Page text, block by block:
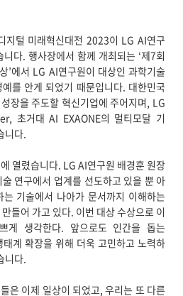
지털 미래혁신대전 2023이 LG AI연구
다. 행사장에서 함께 개최되는 ‘제7회
’에서 LG AI연구원이 대상인 과학기술
를 안게 되었기 때문입니다. 대한민국
장을 주도할 혁신기업에 주어지며, LG
초거대 AI EXAONE의 멀티모달 기
니다.
열렸습니다. LG AI연구원 배경훈 원장
연구에서 업계를 선도하고 있을 뿐 아
기술에서 나아가 문서까지 이해하는
들어 가고 있다. 이번 대상 수상으로 이
게 생각한다. 앞으로도 인간을 돕는
계 확장을 위해 더욱 고민하고 노력하
니다.
은 이제 일상이 되었고, 우리는 또 다른